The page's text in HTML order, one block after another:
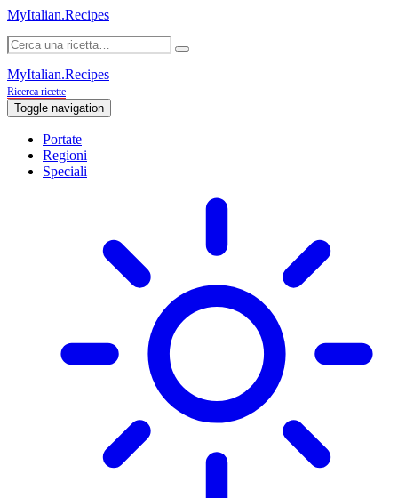
MyItalian.Recipes
MyItalian.Recipes
Ricerca ricette
Toggle navigation
Portate
Regioni
Speciali